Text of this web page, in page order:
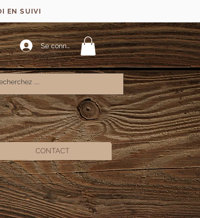
EN SUIVI
Se connecter
CONTACT